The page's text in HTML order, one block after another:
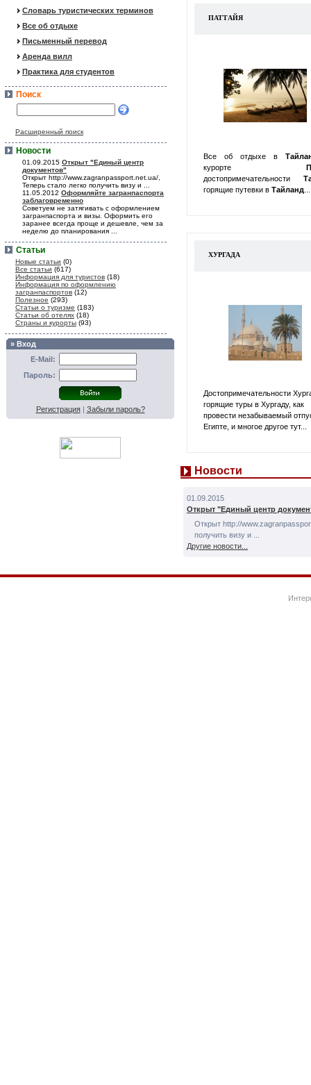
Словарь туристических терминов
Все об отдыхе
Письменный перевод
Аренда вилл
Практика для студентов
Поиск
Расширенный поиск
Новости
01.09.2015 Открыт "Единый центр
документов"
Открыт http://www.zagranpassport.net.ua/,
Теперь стало легко получить визу и ...
11.05.2012 Оформляйте загранпаспорта
заблаговременно
Советуем не затягивать с оформлением
загранпаспорта и визы. Оформить его
заранее всегда проще и дешевле, чем за
неделю до планирования ...
Статьи
Новые статьи (0)
Все статьи (617)
Информация для туристов (18)
Информация по оформлению
загранпаспортов (12)
Полезное (293)
Статьи о туризме (183)
Статьи об отелях (18)
Страны и курорты (93)
» Вход
E-Mail:
Пароль:
Регистрация| Забыли пароль?
ПАТТАЙЯ
Все об отдыхе в
курорте
достопримечательности
горящие путевки в Тайланд
ХУРГАДА
Достопримечательности
горящие туры в Хургаду, как
провести незабываемый
Египте, и многое другое тут...
Новости
01.09.2015
Открыт "Единый центр
Открыт http://
получить визу и ...
Другие новости...